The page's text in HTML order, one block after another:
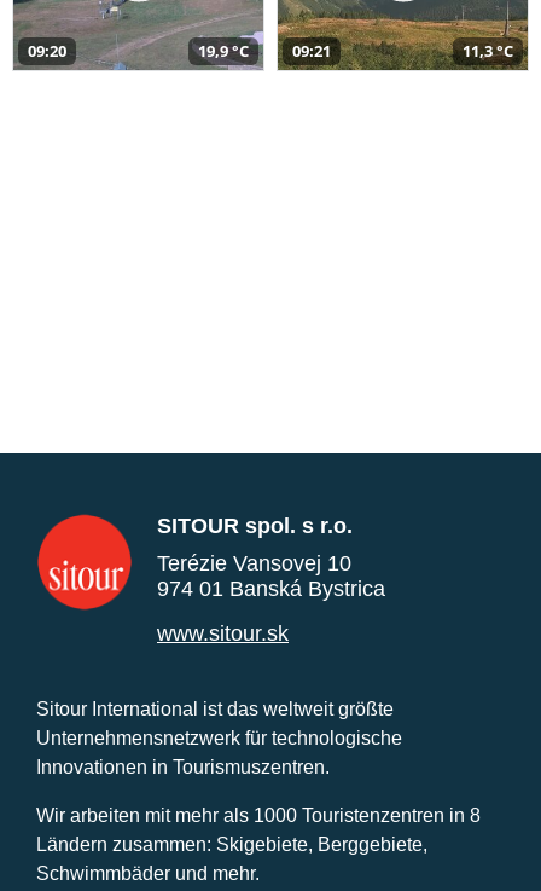
09:20 19,9 °C 09:21 11,3 °C
SITOUR spol. s r.o.
Terézie Vansovej 10
974 01 Banská Bystrica
www.sitour.sk
Sitour International ist das weltweit größte
Unternehmensnetzwerk für technologische
Innovationen in Tourismuszentren.
Wir arbeiten mit mehr als 1000 Touristenzentren in 8
Ländern zusammen: Skigebiete, Berggebiete,
Schwimmbäder und mehr.